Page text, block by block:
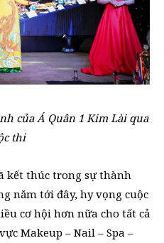
của Á Quân 1 Kim Lài qua
thi
kết thúc trong sự thành
năm tới đây, hy vọng cuộc
cơ hội hơn nữa cho tất cả
Makeup – Nail – Spa –